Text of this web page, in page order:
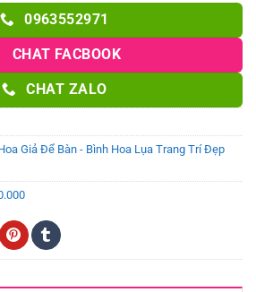
0963552971
CHAT FACBOOK
CHAT ZALO
Giả Để Bàn - Bình Hoa Lụa Trang Trí Đẹp